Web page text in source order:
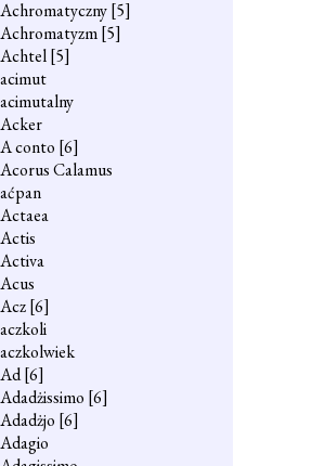
Achromatyczny[5]
Achromatyzm[5]
Achtel[5]
acimut
acimutalny
Acker
A conto [6]
Acorus Calamus
aćpan
Actaea
Actis
Activa
Acus
Acz[6]
aczkoli
aczkolwiek
Ad[6]
Adadżissimo [6]
Adadżjo [6]
Adagio